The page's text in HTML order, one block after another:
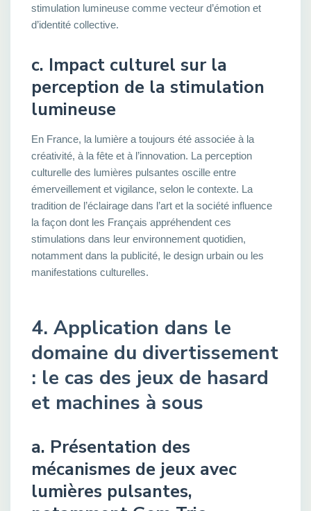
stimulation lumineuse comme vecteur d’émotion et
d’identité collective.
c. Impact culturel sur la
perception de la stimulation
lumineuse
En France, la lumière a toujours été associée à la
créativité, à la fête et à l’innovation. La perception
culturelle des lumières pulsantes oscille entre
émerveillement et vigilance, selon le contexte. La
tradition de l’éclairage dans l’art et la société influence
la façon dont les Français appréhendent ces
stimulations dans leur environnement quotidien,
notamment dans la publicité, le design urbain ou les
manifestations culturelles.
4. Application dans le
domaine du divertissement
: le cas des jeux de hasard
et machines à sous
a. Présentation des
mécanismes de jeux avec
lumières pulsantes,